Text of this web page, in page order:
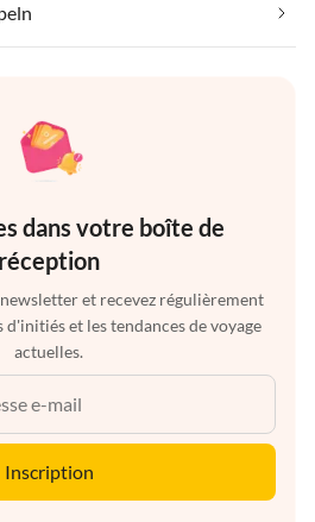
dans votre boîte de
réception
et recevez régulièrement
d'initiés et les tendances de voyage
actuelles.
Inscription